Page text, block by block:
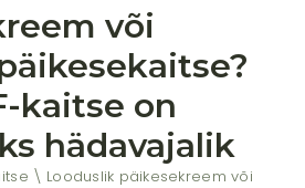
või
kaitse on
hädavajalik
Looduslik päikesekreem või